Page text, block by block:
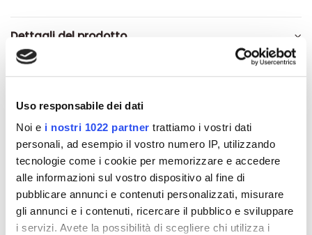
Uso responsabile dei dati
Noi e i nostri 1022 partner trattiamo i vostri dati
personali, ad esempio il vostro numero IP, utilizzando
tecnologie come i cookie per memorizzare e accedere
alle informazioni sul vostro dispositivo al fine di
pubblicare annunci e contenuti personalizzati, misurare
gli annunci e i contenuti, ricercare il pubblico e sviluppare
i servizi. Avete la possibilità di scegliere chi utilizza i
Dettagli del prodotto
Recensioni
Altri prodotti che potrebbero
interessarti
-42% -42%